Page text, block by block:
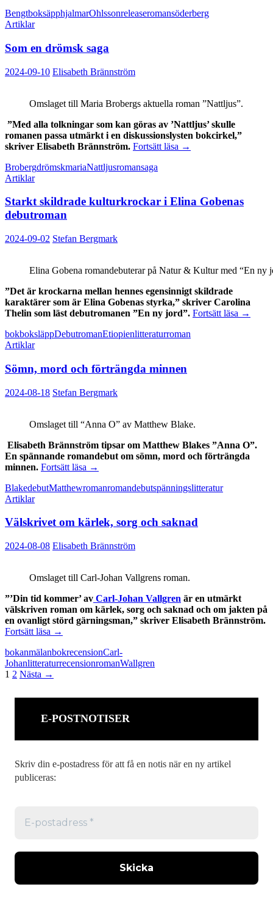
roman
”Helga”
BengtboksäpphjalmarOhlssonreleaseromansöderberg
Artiklar
Som en drömsk saga
2024-09-10 Elisabeth Brännström
Omslaget till Maria Brobergs aktuella roman ”Nattljus”.
”Med alla tolkningar som kan göras av ’Nattljus’ skulle
romanen passa utmärkt i en diskussionslysten bokcirkel,”
skriver Elisabeth Brännström. Fortsätt läsa Som
→
BrobergdrömskmariaNattljusromansaga
Artiklar
Starkt skildrade kulturkrockar i Elina Gobenas
debutroman
2024-09-02 Stefan Bergmark
Elina Gobena romandebuterar på Natur & Kultur med “En ny
”Det är krockarna mellan hennes egensinnigt skildrade
karaktärer som är Elina Gobenas styrka,” skriver Carolina
Thelin som läst debutromanen ”En ny jord”. Fortsätt läsa Starkt
→
bokboksläppDebutromanEtiopienlitteraturroman
Artiklar
Sömn, mord och förträngda minnen
2024-08-18 Stefan Bergmark
Omslaget till “Anna O” av Matthew Blake.
Elisabeth Brännström tipsar om Matthew Blakes ”Anna O”.
En spännande romandebut om sömn, mord och förträngda
minnen. Fortsätt läsa Sömn,
och
→
BlakedebutMatthewromanromandebutspänningslitteratur
Artiklar
Välskrivet om kärlek, sorg och saknad
2024-08-08 Elisabeth Brännström
Omslaget till Carl-Johan Vallgrens roman.
”’Din tid kommer’ av Carl-Johan Vallgren är en utmärkt
välskriven roman om kärlek, sorg och saknad och om jakten på
en ovanligt störd gärningsman,” skriver Elisabeth Brännström.
Fortsätt läsa Välskrivet
kärlek,
sorg
→
bokanmälanbokrecensionCarl-
JohanlitteraturrecensionromanWallgren
Inläggsnavigering
1 2 Nästa →
E-POSTNOTISER
Skriv din e-postadress för att få en notis när en ny artikel
publiceras: